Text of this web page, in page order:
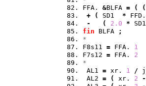
FFA. &BLFA = (
(
+
( SD1 *
-
( 2.0 *
fin BLFA
;
*
F8s11 = FFA. 1
F7s12 = FFA. 2
*
AL1 = xr. 1 /
AL2 = ( xr. 2
-